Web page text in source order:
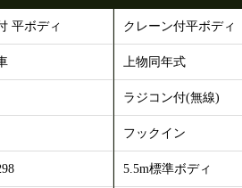
平ボディ クレーン付平ボディ
上物同年式
ラジコン付(無線)
フックイン
5.5m標準ボディ